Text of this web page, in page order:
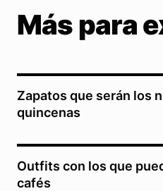
Más para
Zapatos que serán los
quincenas
Outfits con los que
cafés